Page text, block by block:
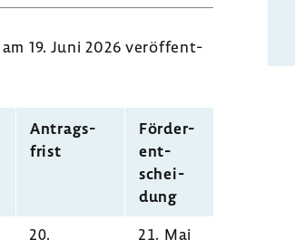
19. Juni 2026 veröf­fent­
Antrags­
frist
Förder­
ent­
schei­
dung
20.
21. Mai